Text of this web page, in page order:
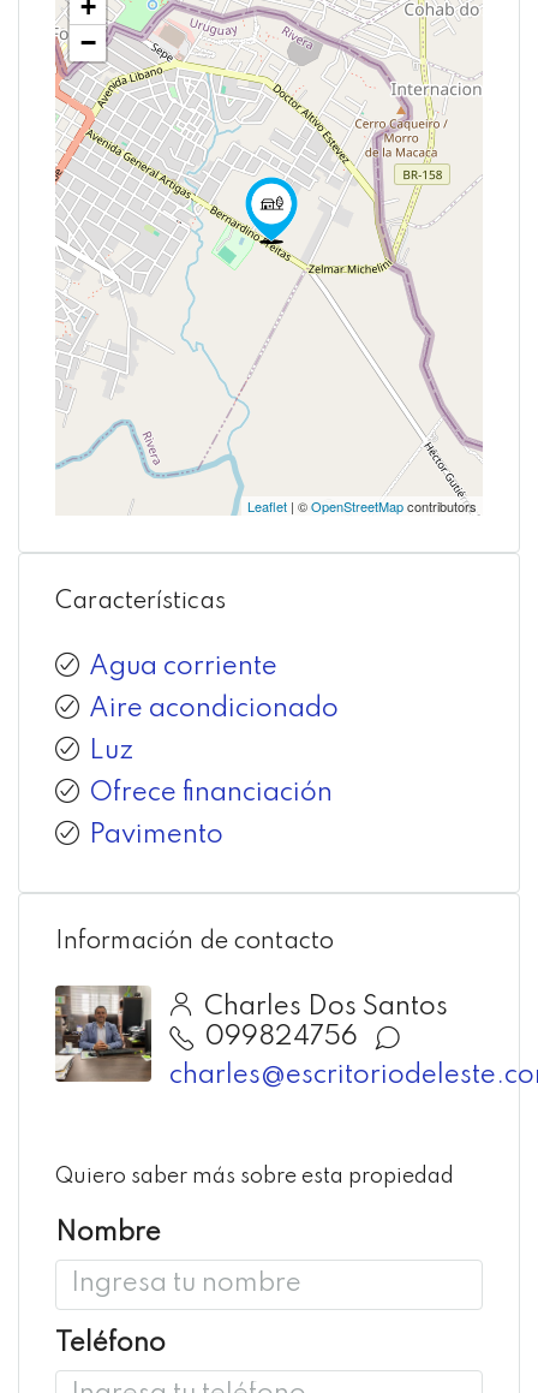
+
−
Leaflet | ©OpenStreetMapcontributors
Características
Agua corriente
Aire acondicionado
Luz
Ofrece financiación
Pavimento
Información de contacto
Charles Dos Santos
099824756
Quiero saber más sobre esta propiedad
Nombre
Teléfono